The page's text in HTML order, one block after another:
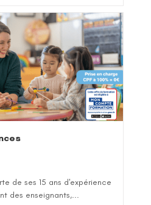
de ses 15 ans d'expérience
des enseignants,...